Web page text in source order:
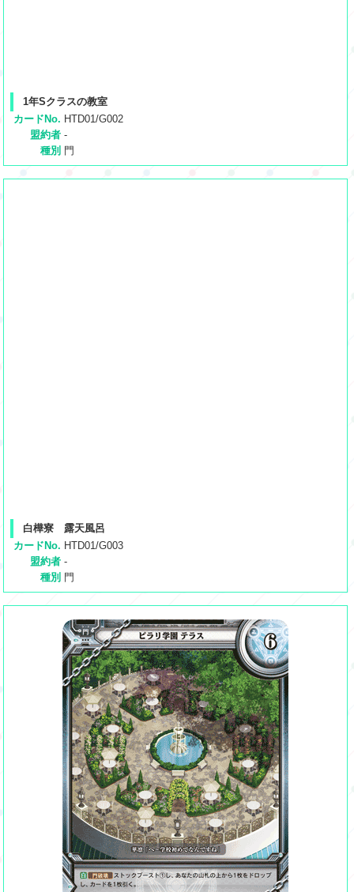
1年Sクラスの教室
カードNo. HTD01/G002
盟約者 -
種別 門
白樺寮 露天風呂
カードNo. HTD01/G003
盟約者 -
種別 門